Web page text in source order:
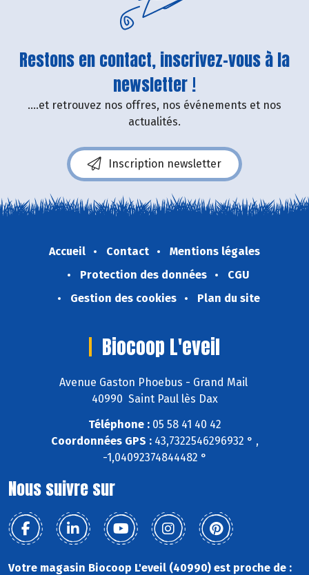
Restons en contact, inscrivez-vous à la
newsletter !
....et retrouvez nos offres, nos événements et nos
actualités.
Inscription newsletter
Accueil Contact
Mentions légales
Protection des données
CGU
Gestion des cookies
Plan du site
Biocoop L'eveil
Avenue Gaston Phoebus - Grand Mail
40990 Saint Paul lès Dax
Téléphone :05 58 41 40 42
Coordonnées GPS :43,7322546296932 ° ,
-1,04092374844482 °
Nous suivre sur
Votre magasin Biocoop L'eveil (40990) est proche de :